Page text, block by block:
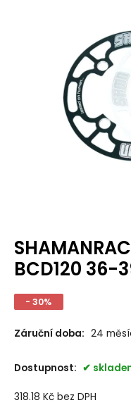
BCD120 36-
- 30%
Záruční doba: 24
Dostupnost:
318.18 Kč bez DPH